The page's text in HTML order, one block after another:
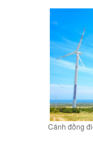
Cánh đồng